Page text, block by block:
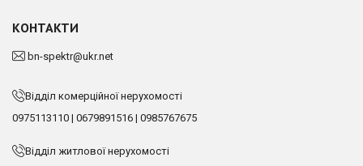
КОНТАКТИ
bn-spektr@ukr.net
Відділ комерційної нерухомості
0975113110 | 0679891516 | 0985767675
Відділ житлової нерухомості